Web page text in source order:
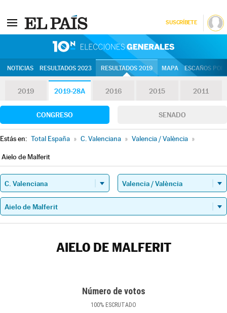
SUSCRÍBETE
NOTICIAS RESULTADOS 2023 RESULTADOS 2019 MAPA ESCAÑOS
2019 2019-28A 2016 2015 2011
CONGRESO SENADO
Estás en: Total España » C. Valenciana » Valencia / València »
Aielo de Malferit
AIELO DE MALFERIT
Número de votos
100% ESCRUTADO